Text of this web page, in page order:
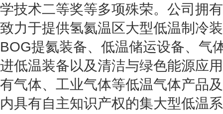
学技术二等奖等多项殊荣。公司拥
致力于提供氢氦温区大型低温制冷
BOG提氦装备、低温储运设备、气
进低温装备以及清洁与绿色能源应
有气体、工业气体等低温气体产品
内具有自主知识产权的集大型低温